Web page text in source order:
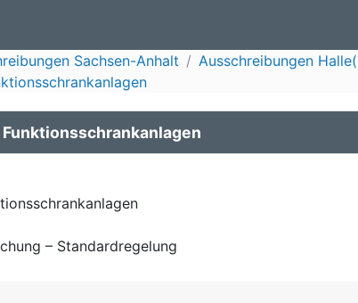
Sachsen-Anhalt
Ausschreibungen
– Standardregelung